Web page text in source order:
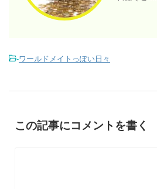
-ワールドメイトっぽい日々
この記事にコメントを書く